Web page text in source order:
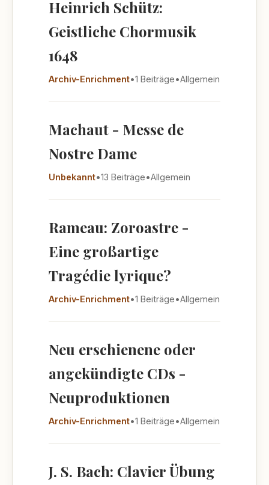
Heinrich Schütz:
Geistliche Chormusik
1648
Archiv-Enrichment•1 Beiträge•Allgemein
Machaut - Messe de
Nostre Dame
Unbekannt•13 Beiträge•Allgemein
Rameau: Zoroastre -
Eine großartige
Tragédie lyrique?
Archiv-Enrichment•1 Beiträge•Allgemein
Neu erschienene oder
angekündigte CDs -
Neuproduktionen
Archiv-Enrichment•1 Beiträge•Allgemein
J. S. Bach: Clavier Übung